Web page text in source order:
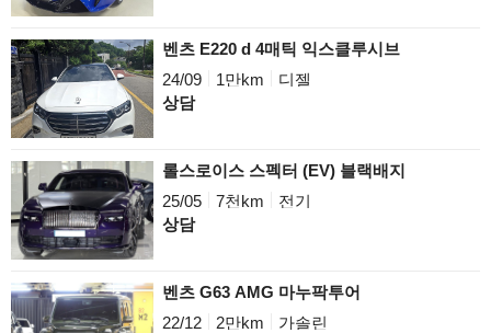
벤츠 E220 d 4매틱 익스클루시브
24/09
1만km
디젤
상담
롤스로이스 스펙터 (EV) 블랙배지
25/05
7천km
전기
상담
벤츠 G63 AMG 마누팍투어
22/12
2만km
가솔린